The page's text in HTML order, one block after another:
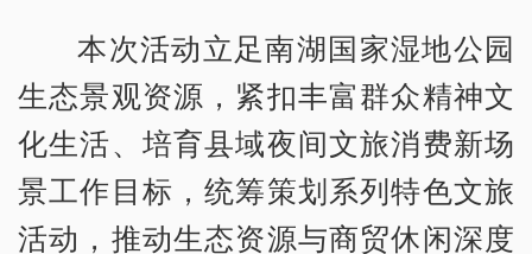
本次活动立足南湖国家湿地公园
生态景观资源，紧扣丰富群众精神文
化生活、培育县域夜间文旅消费新场
景工作目标，统筹策划系列特色文旅
活动，推动生态资源与商贸休闲深度